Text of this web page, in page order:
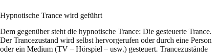
Hypnotische Trance wird geführt
Dem gegenüber steht die hypnotische Trance: Die gesteuerte Trance.
Der Trancezustand wird selbst hervorgerufen oder durch eine Person
oder ein Medium (TV – Hörspiel – usw.) gesteuert. Trancezustände